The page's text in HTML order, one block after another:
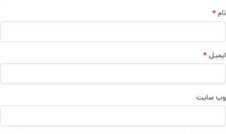
نام *
ایمیل *
وب‌ سایت